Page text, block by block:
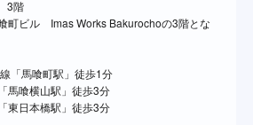
3階
喰町ビル Imas Works Bakurochoの3階とな
「馬喰町駅」徒歩1分
馬喰横山駅」徒歩3分
東日本橋駅」徒歩3分